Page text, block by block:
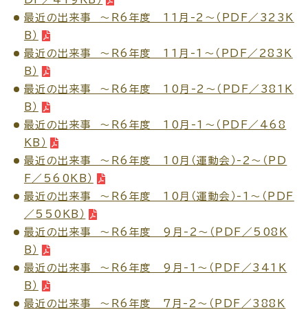
ごみ・リサイクル
各種相談窓口
ライフライン 公共交通
最近の出来事 ～Ｒ6年度 11月-2～（PDF／323K
B）
最近の出来事 ～Ｒ6年度 11月-1～（PDF／283K
B）
最近の出来事 ～Ｒ6年度 10月-2～（PDF／381K
B）
最近の出来事 ～Ｒ6年度 10月-1～（PDF／468
KB）
最近の出来事 ～Ｒ6年度 10月（運動会）-2～（PD
F／560KB）
最近の出来事 ～Ｒ6年度 10月（運動会）-1～（PDF
／550KB）
最近の出来事 ～Ｒ6年度 9月-2～（PDF／508K
B）
最近の出来事 ～Ｒ6年度 9月-1～（PDF／341K
B）
最近の出来事 ～Ｒ6年度 7月-2～（PDF／388K